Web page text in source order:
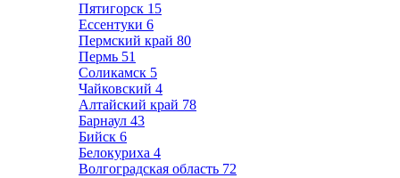
Пятигорск 15
Ессентуки 6
Пермский край 80
Пермь 51
Соликамск 5
Чайковский 4
Алтайский край 78
Барнаул 43
Бийск 6
Белокуриха 4
Волгоградская область 72